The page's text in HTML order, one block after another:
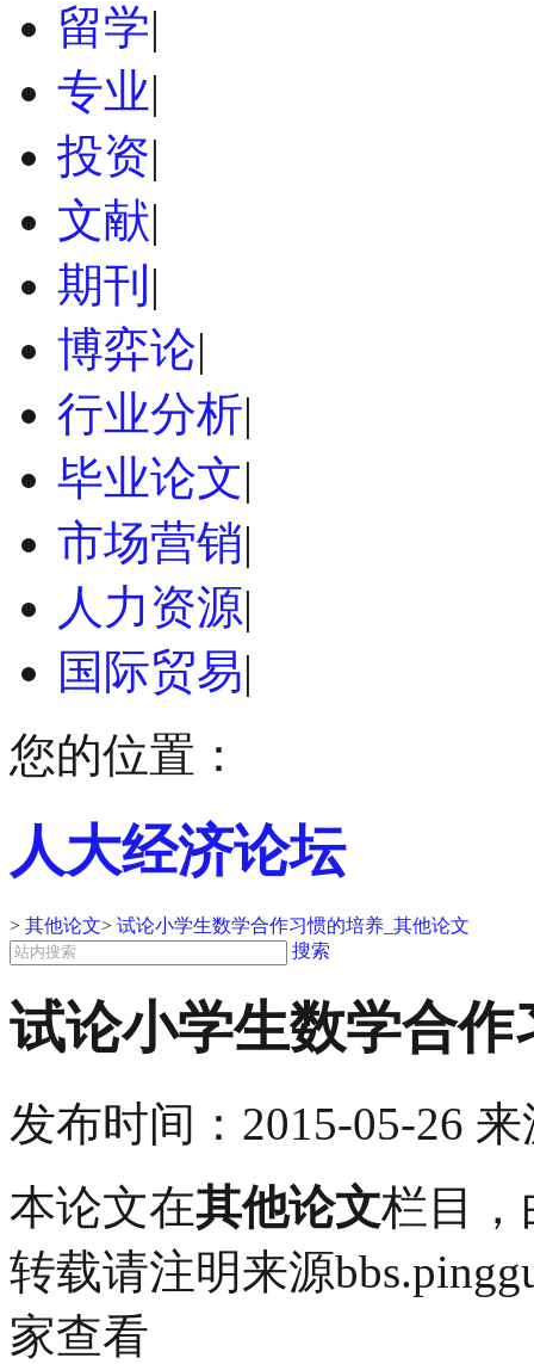
留学|
专业|
投资|
文献|
期刊 |
博弈论|
行业分析|
毕业论文|
市场营销|
人力资源|
国际贸易|
您的位置：
人大经济论坛
> 其他论文> 试论小学生数学合作习惯的培养_其他论文
搜索
试论小学生数学合
发布时间： 2015-05-26 来
本论文在其他论文栏目，
转载请注明来源
家查看